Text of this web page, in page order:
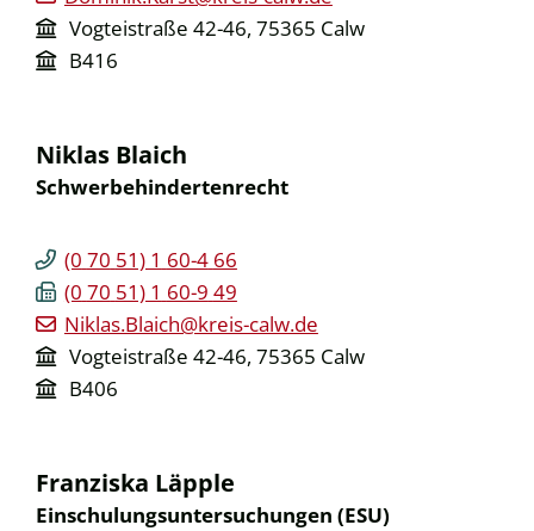
Vogteistraße 42-46, 75365 Calw
B416
Niklas Blaich
Schwerbehindertenrecht
(0 70 51) 1 60-4 66
(0 70 51) 1 60-9 49
Niklas.Blaich@kreis-calw.de
Vogteistraße 42-46, 75365 Calw
B406
Franziska Läpple
Einschulungsuntersuchungen (ESU)